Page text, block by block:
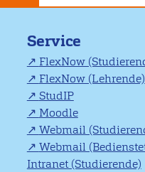
Service
FlexNow
FlexNow (Lehrende)
StudIP
Moodle
Webmail
Webmail
Intranet (Studierende)